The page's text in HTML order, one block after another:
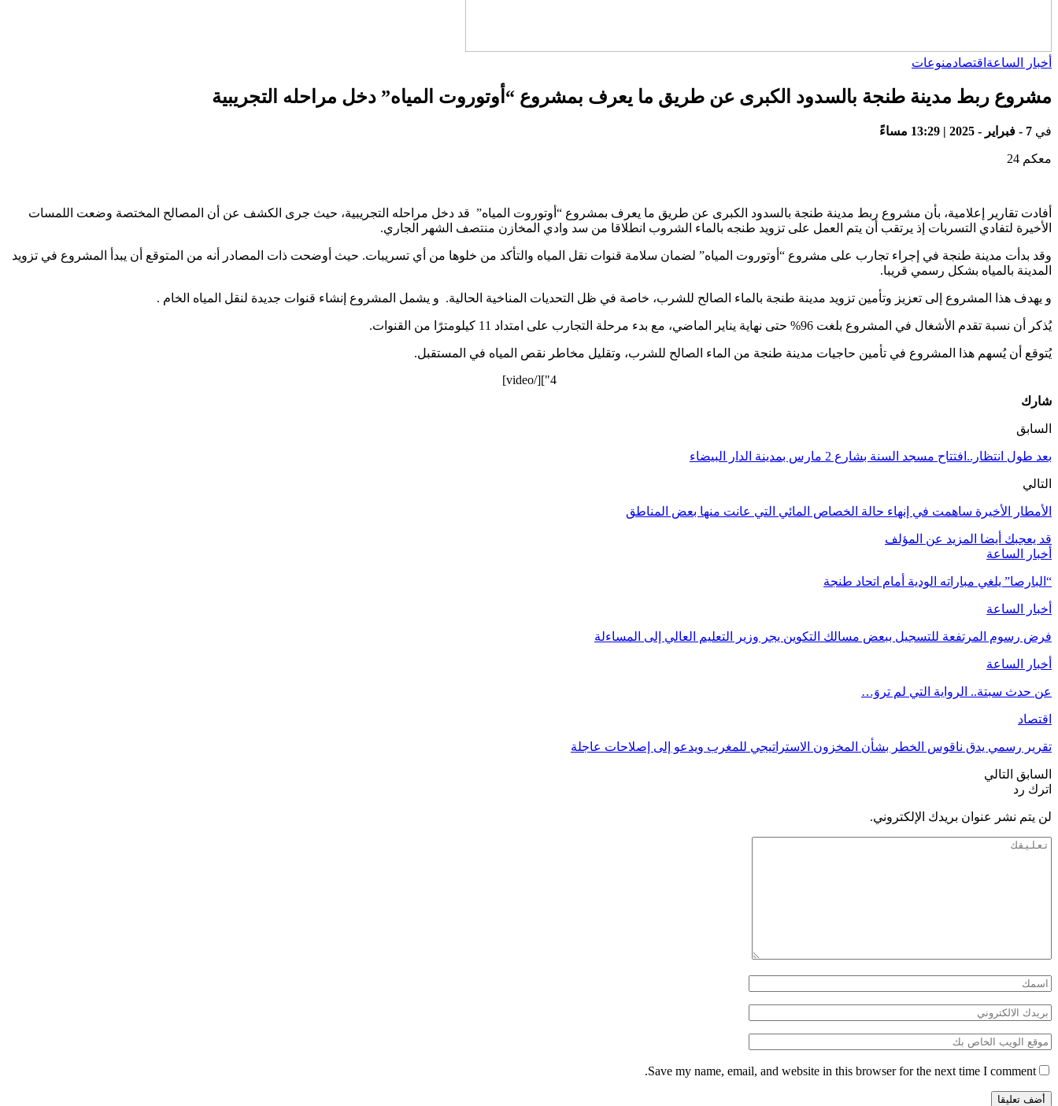
أخبار الساعة اقتصادمنوعات
مشروع ربط مدينة طنجة بالسدود الكبرى عن طريق ما يعرف بمشروع “أوتوروت المياه” دخل مراحله التجريبية
في 7 - فبراير - 2025 | 13:29 مساءً
معكم 24
أفادت تقارير إعلامية، بأن مشروع ربط مدينة طنجة بالسدود الكبرى عن طريق ما يعرف بمشروع “أوتوروت المياه” قد دخل مراحله التجريبية، حيث جرى الكشف عن أن المصالح المختصة وضعت اللمسات
الأخيرة لتفادي التسربات إذ يرتقب أن يتم العمل على تزويد طنجه بالماء الشروب انطلاقا من سد وادي المخازن منتصف الشهر الجاري.
وقد بدأت مدينة طنجة في إجراء تجارب على مشروع “أوتوروت المياه” لضمان سلامة قنوات نقل المياه والتأكد من خلوها من أي تسريبات. حيث أوضحت ذات المصادر أنه من المتوقع أن يبدأ المشروع في تزويد
المدينة بالمياه بشكل رسمي قريبا.
و يهدف هذا المشروع إلى تعزيز وتأمين تزويد مدينة طنجة بالماء الصالح للشرب، خاصة في ظل التحديات المناخية الحالية. و يشمل المشروع إنشاء قنوات جديدة لنقل المياه الخام .
يُذكر أن نسبة تقدم الأشغال في المشروع بلغت 96% حتى نهاية يناير الماضي، مع بدء مرحلة التجارب على امتداد 11 كيلومترًا من القنوات.
يُتوقع أن يُسهم هذا المشروع في تأمين حاجيات مدينة طنجة من الماء الصالح للشرب، وتقليل مخاطر نقص المياه في المستقبل.
4"][/video]
شارك
السابق
بعد طول انتظار..افتتاح مسجد السنة بشارع 2 مارس بمدينة الدار البيضاء
التالي
الأمطار الأخيرة ساهمت في إنهاء حالة الخصاص المائي التي عانت منها بعض المناطق
قد يعجبك أيضا المزيد عن المؤلف
أخبار الساعة
“البارصا” يلغي مباراته الودية أمام اتحاد طنجة
أخبار الساعة
فرض رسوم المرتفعة للتسجيل ببعض مسالك التكوين يجر وزير التعليم العالي إلى المساءلة
أخبار الساعة
عن حدث سبتة.. الرواية التي لم تروَ…
اقتصاد
تقرير رسمي يدق ناقوس الخطر بشأن المخزون الاستراتيجي للمغرب ويدعو إلى إصلاحات عاجلة
السابق التالي
اترك رد
لن يتم نشر عنوان بريدك الإلكتروني.
Save my name, email, and website in this browser for the next time I comment.